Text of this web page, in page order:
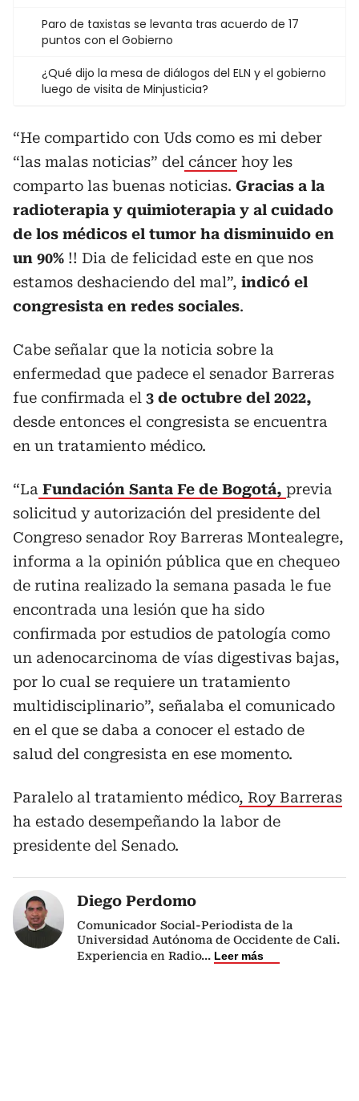
Paro de taxistas se levanta tras acuerdo de 17
puntos con el Gobierno
¿Qué dijo la mesa de diálogos del ELN y el gobierno
luego de visita de Minjusticia?
“He compartido con Uds como es mi deber
“las malas noticias” del cáncer hoy les
comparto las buenas noticias. Gracias a la
radioterapia y quimioterapia y al cuidado
de los médicos el tumor ha disminuido en
un 90% !! Dia de felicidad este en que nos
estamos deshaciendo del mal”, indicó el
congresista en redes sociales.
Cabe señalar que la noticia sobre la
enfermedad que padece el senador Barreras
fue confirmada el 3 de octubre del 2022,
desde entonces el congresista se encuentra
en un tratamiento médico.
“La Fundación Santa Fe de Bogotá, previa
solicitud y autorización del presidente del
Congreso senador Roy Barreras Montealegre,
informa a la opinión pública que en chequeo
de rutina realizado la semana pasada le fue
encontrada una lesión que ha sido
confirmada por estudios de patología como
un adenocarcinoma de vías digestivas bajas,
por lo cual se requiere un tratamiento
multidisciplinario”, señalaba el comunicado
en el que se daba a conocer el estado de
salud del congresista en ese momento.
Paralelo al tratamiento médico, Roy Barreras
ha estado desempeñando la labor de
presidente del Senado.
Diego Perdomo
Comunicador Social-Periodista de la
Universidad Autónoma de Occidente de Cali.
Experiencia en Radio... Leer más